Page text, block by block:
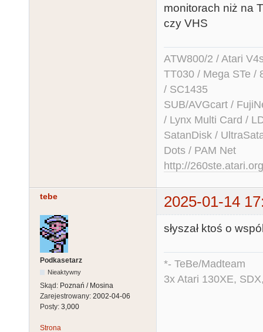
monitorach niż na
czy VHS
ATW800/2 / Atari
TT030 / Mega STe /
/ SC1435
SUB/AVGcart /
/ Lynx Multi Card /
SatanDisk /
Dots / PAM Net
http://260ste.atari.org
tebe 2025-01-14
Podkasetarz
Nieaktywny
Skąd: Poznań / Mosina
Zarejestrowany: 2002-04-06
Posty: 3,000
słyszał ktoś o
*- TeBe/Madteam
3x Atari 130XE,
Strona